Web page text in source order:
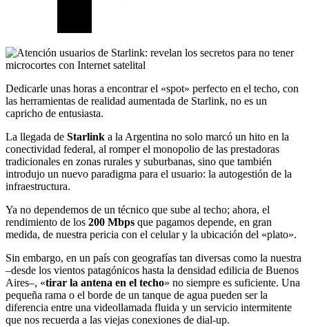
Dedicarle unas horas a encontrar el «spot» perfecto en el techo, con
las herramientas de realidad aumentada de Starlink, no es un
capricho de entusiasta.
La llegada de Starlink a la Argentina no solo marcó un hito en la
conectividad federal, al romper el monopolio de las prestadoras
tradicionales en zonas rurales y suburbanas, sino que también
introdujo un nuevo paradigma para el usuario: la autogestión de la
infraestructura.
Ya no dependemos de un técnico que sube al techo; ahora, el
rendimiento de los 200 Mbps que pagamos depende, en gran
medida, de nuestra pericia con el celular y la ubicación del «plato».
Sin embargo, en un país con geografías tan diversas como la nuestra
–desde los vientos patagónicos hasta la densidad edilicia de Buenos
Aires–, «tirar la antena en el techo» no siempre es suficiente. Una
pequeña rama o el borde de un tanque de agua pueden ser la
diferencia entre una videollamada fluida y un servicio intermitente
que nos recuerda a las viejas conexiones de dial-up.